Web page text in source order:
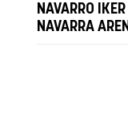
NAVARRO
NAVARRA